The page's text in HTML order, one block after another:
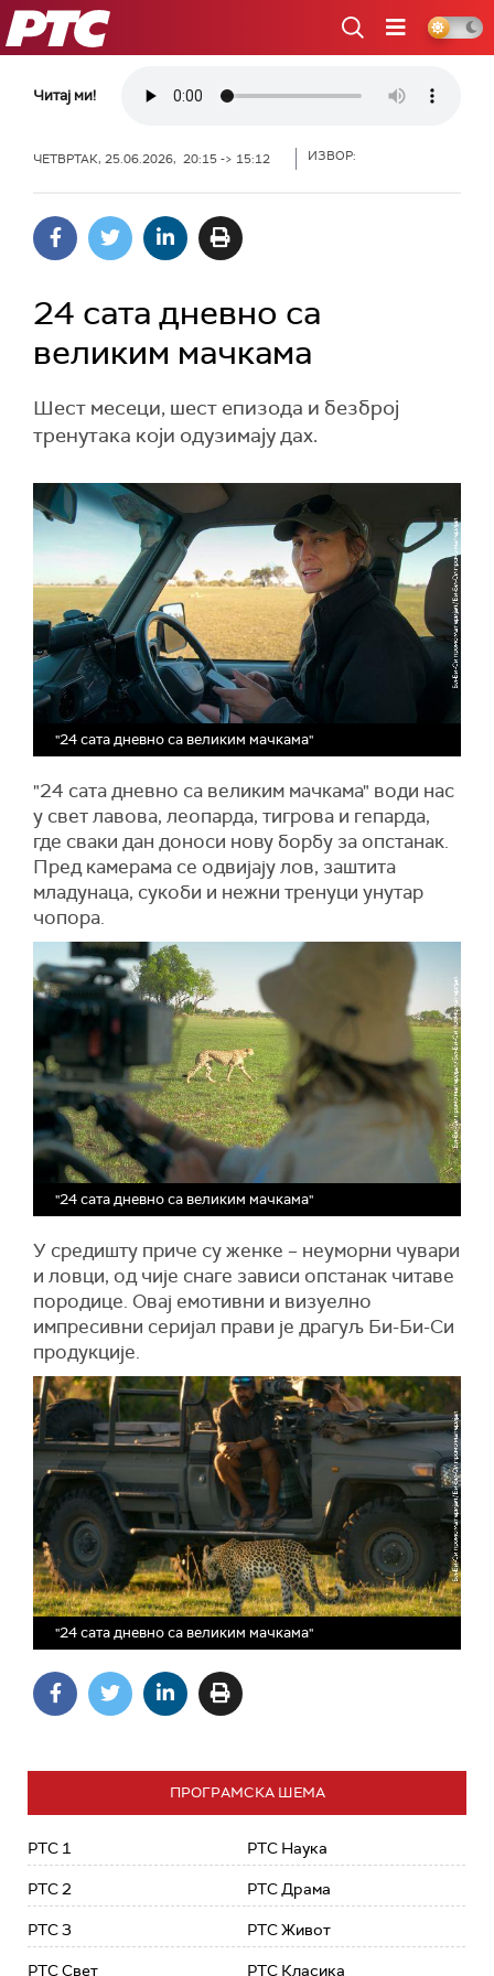
РТС
Читај ми!
ЧЕТВРТАК, 25.06.2026, 20:15 -> 15:12 ИЗВОР:
24 сата дневно са
великим мачкама
Шест месеци, шест епизода и безброј
тренутака који одузимају дах.
"24 сата дневно са великим мачкама"
"24 сата дневно са великим мачкама" води нас
у свет лавова, леопарда, тигрова и гепарда,
где сваки дан доноси нову борбу за опстанак.
Пред камерама се одвијају лов, заштита
младунаца, сукоби и нежни тренуци унутар
чопора.
"24 сата дневно са великим мачкама"
У средишту приче су женке – неуморни чувари
и ловци, од чије снаге зависи опстанак читаве
породице. Овај емотивни и визуелно
импресивни серијал прави је драгуљ Би-Би-Си
продукције.
"24 сата дневно са великим мачкама"
ПРОГРАМСКА ШЕМА
РТС 1
РТС 2
РТС 3
РТС Свет
РТС Наука
РТС Драма
РТС Живот
РТС Класика